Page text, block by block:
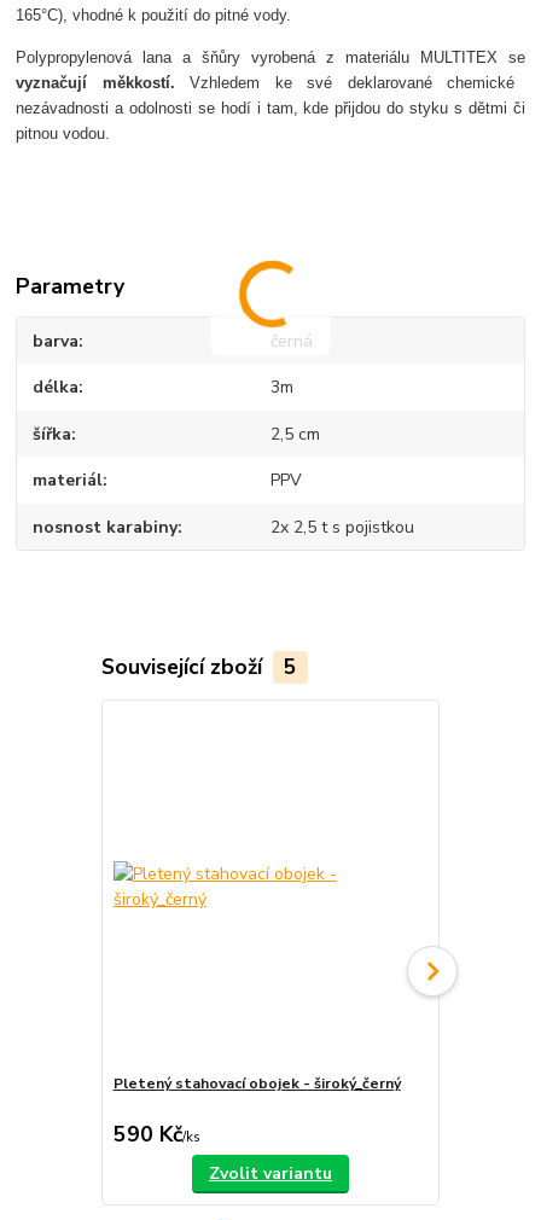
165°C), vhodné k použití do pitné vody.
Polypropylenová lana ašňůry vyrobená z materiálu MULTITEX se
vyznačují měkkostí.Vzhledem ke své deklarované chemické
nezávadnosti a odolnosti se hodí i tam, kde přijdou do styku s dětmi či
pitnou vodou.
Parametry
barva černá
délka 3m
šířka 2,5 cm
materiál PPV
nosnost karabiny 2x 2,5 t s pojistkou
Související zboží 5
Pletený stahovací obojek - široký_černý
590 Kč/ks
Zvolit variantu